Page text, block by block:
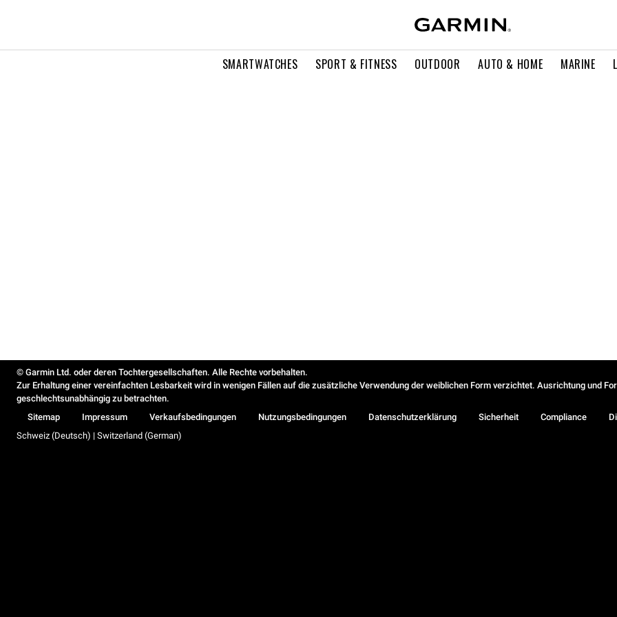
SMARTWATCHES SPORT & FITNESS OUTDOOR AUTO & HOME MARINE
© Garmin Ltd. oder deren Tochtergesellschaften. Alle Rechte vorbehalten.
Zur Erhaltung einer vereinfachten Lesbarkeit wird in wenigen Fällen auf die zusätzliche Verwendung der weiblichen Form verzichtet. Ausrichtung und
geschlechtsunabhängig zu betrachten.
Sitemap
Impressum Verkaufsbedingungen Nutzungsbedingungen Datenschutzerklärung Sicherheit Compliance
Schweiz (Deutsch) | Switzerland (German)